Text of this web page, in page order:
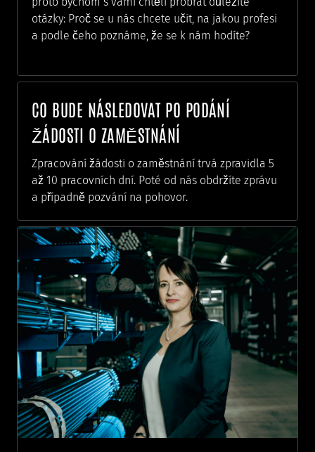
otázky: Proč se u nás chcete učit, na jakou profesi
a podle čeho poznáme, že se k nám hodíte?
CO BUDE NÁSLEDOVAT PO PODÁNÍ
ŽÁDOSTI O ZAMĚSTNÁNÍ
Zpracování žádosti o zaměstnání trvá zpravidla 5
až 10 pracovních dní. Poté od nás obdržíte zprávu
a případně pozvání na pohovor.